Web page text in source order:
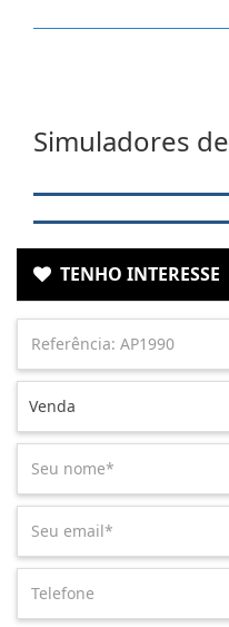
Simuladores de
TENHO INTERESSE
Venda